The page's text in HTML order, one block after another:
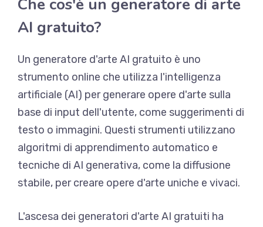
Che cos'è un generatore di arte
AI gratuito?
Un generatore d'arte AI gratuito è uno
strumento online che utilizza l'intelligenza
artificiale (AI) per generare opere d'arte sulla
base di input dell'utente, come suggerimenti di
testo o immagini. Questi strumenti utilizzano
algoritmi di apprendimento automatico e
tecniche di AI generativa, come la diffusione
stabile, per creare opere d'arte uniche e vivaci.
L'ascesa dei generatori d'arte AI gratuiti ha